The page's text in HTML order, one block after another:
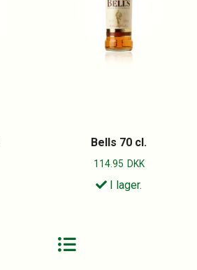
Bells 70 cl.
114.95 DKK
I lager.